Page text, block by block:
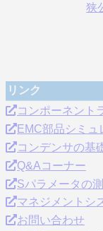
狭
リンク
コンポーネント
EMC部品シミ
コンデンサの基
Q&Aコーナー
Sパラメータの
マネジメントシ
お問い合わせ